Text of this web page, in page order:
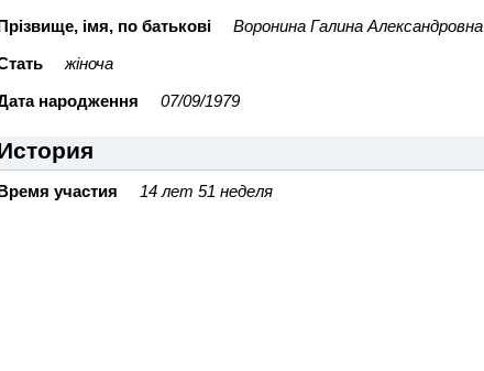
Прiзвище, iмя, по батьковi Воронина Галина Александровна
жіноча
народження 07/09/1979
Время участия 14 лет 51 неделя